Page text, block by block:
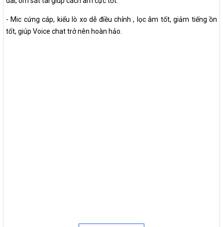
- Mic cứng cáp, kiểu lò xo dễ điều chỉnh , lọc âm tốt, giảm tiếng ồn
tốt, giúp Voice chat trở nên hoàn hảo.